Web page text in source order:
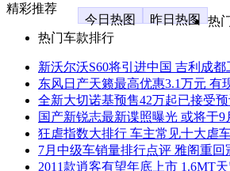
精彩推荐
今日热图
昨日热图
热
热门车款排行
新沃尔沃S60将引进中国 吉利成都
东风日产天籁最高优惠3.1万元 有
全新大切诺基预售42万起已接受
国产新锐志最新谍照曝光 或将于9
狂虐指数大排行 车主常见十大虐
7月中级车销量排行点评 雅阁重回
2011款逍客有望年底上市 1.6MT